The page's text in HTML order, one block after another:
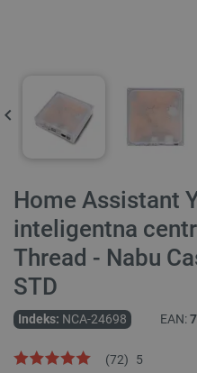
Home Assistant
inteligentna
Thread - Nabu
STD
Indeks: NCA-24698 EAN:
5
(72)